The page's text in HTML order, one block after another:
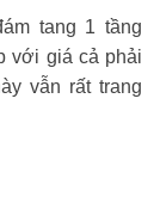
tang 1 tầng
với giá cả phải
vẫn rất trang